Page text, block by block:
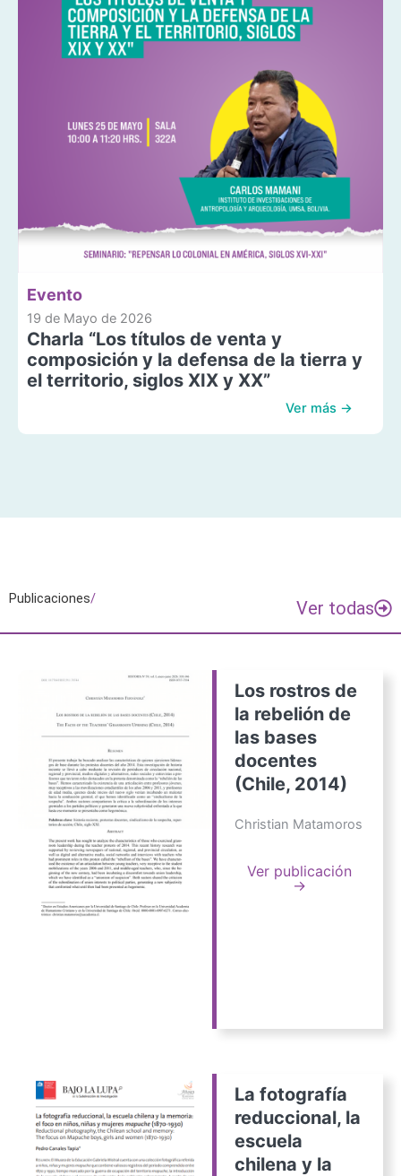
Evento
19 de Mayo de 2026
Charla “Los títulos de venta y
composición y la defensa de la tierra y
el territorio, siglos XIX y XX”
Ver más →
Publicaciones/ Ver todas
Los rostros de
la rebelión de
las bases
docentes
(Chile, 2014)
Christian Matamoros
Ver publicación
→
La fotografía
reduccional, la
escuela
chilena y la